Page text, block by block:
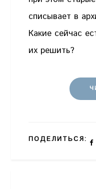
списывает в
Какие сейчас
их решить?
ПОДЕЛИТЬСЯ: